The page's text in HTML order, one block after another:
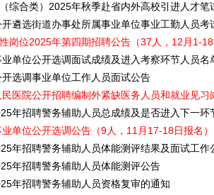
综合类）2025年秋季赴省内外高校引进人才笔
遴选街道办事处所属事业单位事业工勤人员
岗位2025年第四期招聘公告（37人，12月1-
单位公开选调面试成绩及进入考察环节人员名
选调事业单位工作人员面试公告
医院公开招聘编制外紧缺医务人员和就业见
年招聘警务辅助人员总成绩及是否进入下一环
单位公开选调公告（9人，11月17-18日报名）
年招聘警务辅助人员体能测评结果及面试工作
年招聘警务辅助人员体能测评公告
年招聘警务辅助人员资格复审的通知